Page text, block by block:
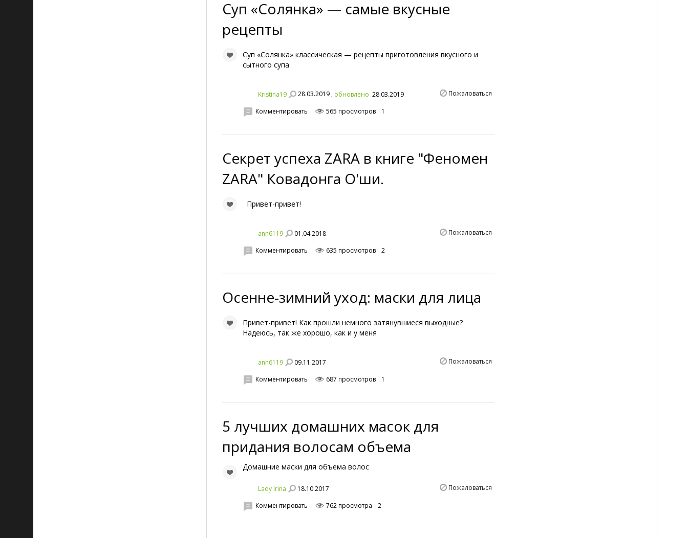
Суп «Солянка» — самые вкусные
рецепты
Суп «Солянка» классическая — рецепты приготовления вкусного и
сытного супа
Kristina19 28.03.2019 , обновлено 28.03.2019 Пожаловаться
Комментировать 565 просмотров 1
Секрет успеха ZARA в книге "Феномен
ZARA" Ковадонга О'ши.
Привет-привет!
ann6119 01.04.2018 Пожаловаться
Комментировать 635 просмотров 2
Осенне-зимний уход: маски для лица
Привет-привет! Как прошли немного затянувшиеся выходные?
Надеюсь, так же хорошо, как и у меня
ann6119 09.11.2017 Пожаловаться
Комментировать 687 просмотров 1
5 лучших домашних масок для
придания волосам объема
Домашние маски для объема волос
Lady Irina 18.10.2017 Пожаловаться
Комментировать 762 просмотра 2